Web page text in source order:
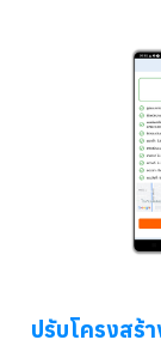
ปรับโครงสร้